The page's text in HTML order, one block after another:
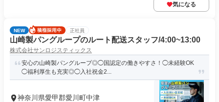
気になる
NEW 正社員
山崎製パングループのルート配送スタッフ/4:00~13:00
株式会社サンロジスティックス
安心の山崎製パングループ◎◯国認定の働きやすさ！◯未経験OK
◯福利厚生も充実◎◯入社祝金2...
神奈川県愛甲郡愛川町中津